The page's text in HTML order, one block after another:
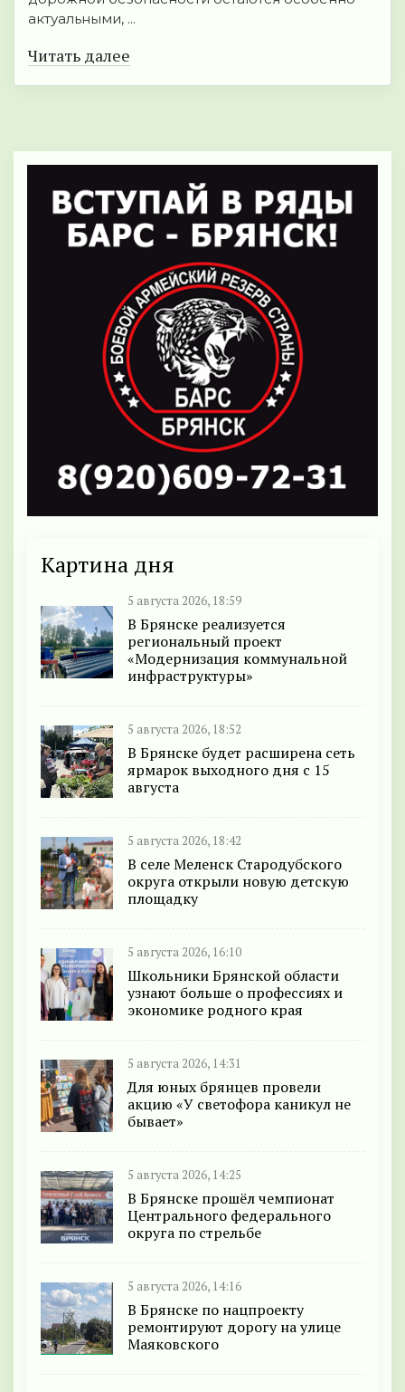
актуальными, ...
Читать далее
Картина дня
5 августа 2026, 18:59
В Брянске реализуется
региональный проект
«Модернизация коммунальной
инфраструктуры»
5 августа 2026, 18:52
В Брянске будет расширена сеть
ярмарок выходного дня с 15
августа
5 августа 2026, 18:42
В селе Меленск Стародубского
округа открыли новую детскую
площадку
5 августа 2026, 16:10
Школьники Брянской области
узнают больше о профессиях и
экономике родного края
5 августа 2026, 14:31
Для юных брянцев провели
акцию «У светофора каникул не
бывает»
5 августа 2026, 14:25
В Брянске прошёл чемпионат
Центрального федерального
округа по стрельбе
5 августа 2026, 14:16
В Брянске по нацпроекту
ремонтируют дорогу на улице
Маяковского